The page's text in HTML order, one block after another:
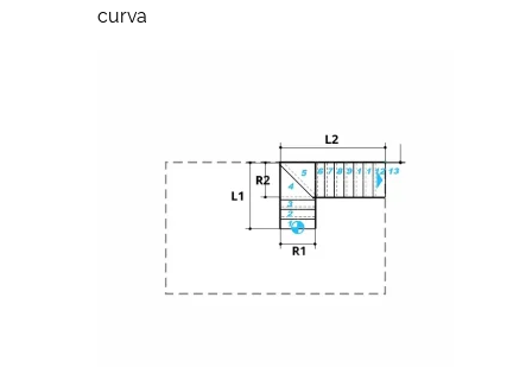
curva